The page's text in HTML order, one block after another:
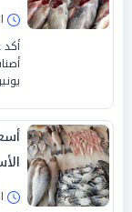
أكد
يونيو